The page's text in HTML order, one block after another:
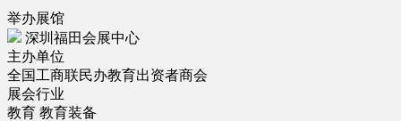
举办展馆
深圳福田会展中心
主办单位
全国工商联民办教育出资者商会
展会行业
教育 教育装备